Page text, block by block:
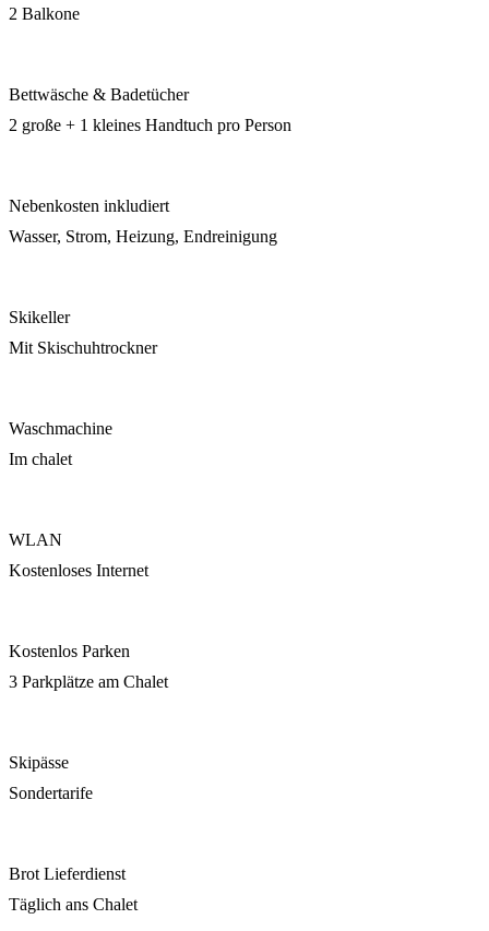
2 Balkone
Bettwäsche & Badetücher
2 große + 1 kleines Handtuch pro Person
Nebenkosten inkludiert
Wasser, Strom, Heizung, Endreinigung
Skikeller
Mit Skischuhtrockner
Waschmachine
Im chalet
WLAN
Kostenloses Internet
Kostenlos Parken
3 Parkplätze am Chalet
Skipässe
Sondertarife
Brot Lieferdienst
Täglich ans Chalet